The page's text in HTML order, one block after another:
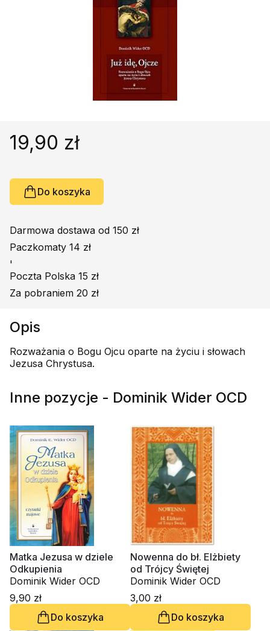
Poradniki, leksykony...
Podręczniki szkolne
Promocja
19,90 zł
Do koszyka
Darmowa dostawa od 150 zł
Paczkomaty 14 zł
'
Poczta Polska 15 zł
Za pobraniem 20 zł
Opis
Rozważania o Bogu Ojcu oparte na życiu i słowach
Jezusa Chrystusa.
Inne pozycje - Dominik Wider OCD
Matka Jezusa w dziele
Odkupienia
Dominik Wider OCD
9,90 zł
Do koszyka
Nowenna do bł. Elżbiety
od Trójcy Świętej
Dominik Wider OCD
3,00 zł
Do koszyka